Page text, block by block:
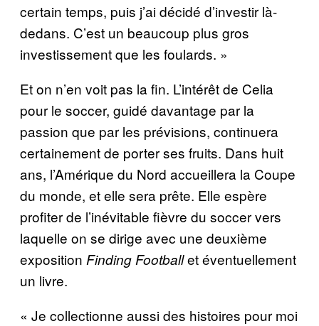
certain temps, puis j’ai décidé d’investir là-
dedans. C’est un beaucoup plus gros
investissement que les foulards. »
Et on n’en voit pas la fin. L’intérêt de Celia
pour le soccer, guidé davantage par la
passion que par les prévisions, continuera
certainement de porter ses fruits. Dans huit
ans, l’Amérique du Nord accueillera la Coupe
du monde, et elle sera prête. Elle espère
profiter de l’inévitable fièvre du soccer vers
laquelle on se dirige avec une deuxième
exposition Finding Footballet éventuellement
un livre.
« Je collectionne aussi des histoires pour moi